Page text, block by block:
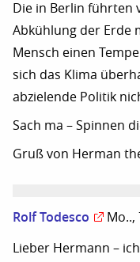
Die in Berlin führten
Abkühlung der Erde
Mensch einen
sich das Klima
abzielende Politik
Sach ma – Spinnen
Gruß von Herman
Rolf Todesco Mo..,
Lieber Hermann –